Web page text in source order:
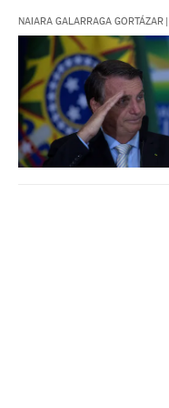
NAIARA GALARRAGA GORTÁZAR